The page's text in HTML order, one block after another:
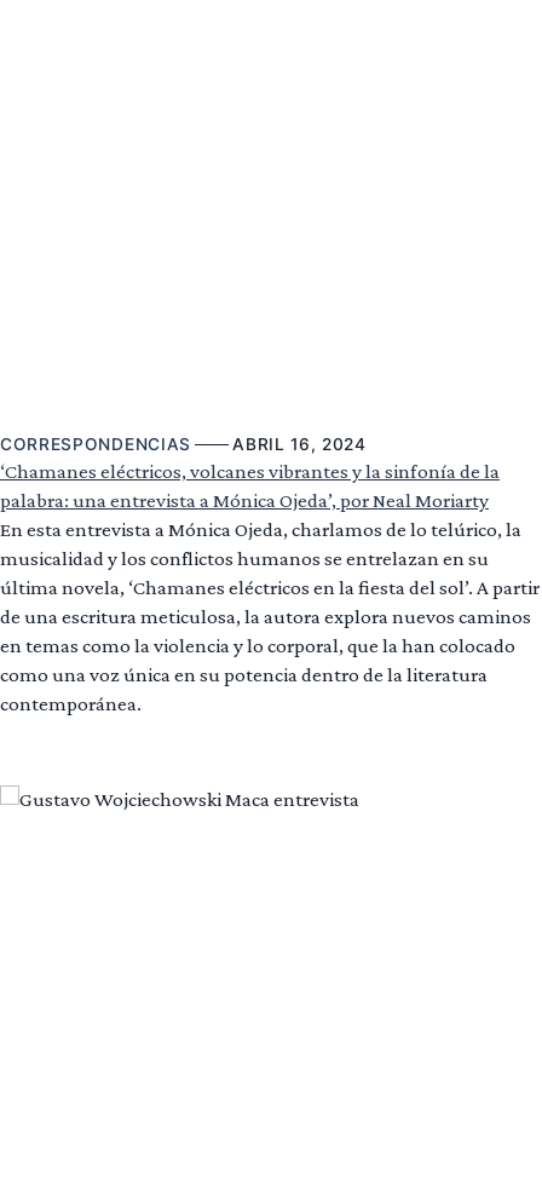
CORRESPONDENCIAS ABRIL 16, 2024
‘Chamanes eléctricos, volcanes vibrantes y la sinfonía de la
palabra: una entrevista a Mónica Ojeda’, por Neal Moriarty
En esta entrevista a Mónica Ojeda, charlamos de lo telúrico, la
musicalidad y los conflictos humanos se entrelazan en su
última novela, ‘Chamanes eléctricos en la fiesta del sol’. A partir
de una escritura meticulosa, la autora explora nuevos caminos
en temas como la violencia y lo corporal, que la han colocado
como una voz única en su potencia dentro de la literatura
contemporánea.